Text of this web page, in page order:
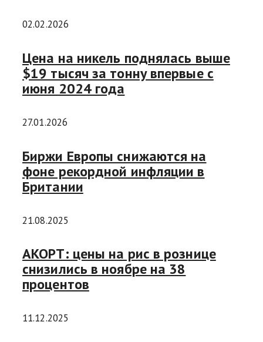
02.02.2026
Цена на никель поднялась выше
$19 тысяч за тонну впервые с
июня 2024 года
27.01.2026
Биржи Европы снижаются на
фоне рекордной инфляции в
Британии
21.08.2025
АКОРТ: цены на рис в рознице
снизились в ноябре на 38
процентов
11.12.2025